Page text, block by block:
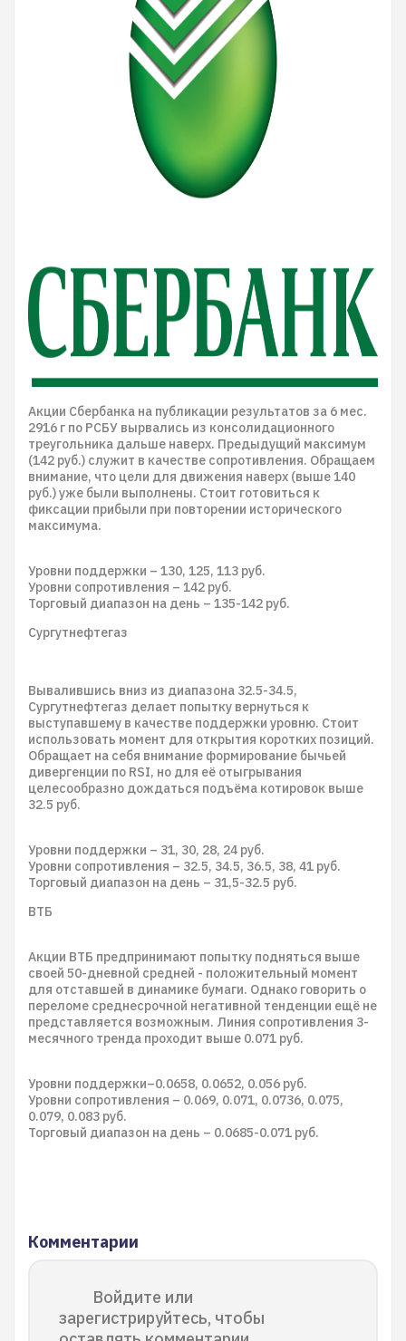
Акции Сбербанка на публикации результатов за 6 мес.
2916 г по РСБУ вырвались из консолидационного
треугольника дальше наверх. Предыдущий максимум
(142 руб.) служит в качестве сопротивления. Обращаем
внимание, что цели для движения наверх (выше 140
руб.) уже были выполнены. Стоит готовиться к
фиксации прибыли при повторении исторического
максимума.
Уровни поддержки – 130, 125, 113 руб.
Уровни сопротивления – 142 руб.
Торговый диапазон на день – 135-142 руб.
Сургутнефтегаз
Вывалившись вниз из диапазона 32.5-34.5,
Сургутнефтегаз делает попытку вернуться к
выступавшему в качестве поддержки уровню. Стоит
использовать момент для открытия коротких позиций.
Обращает на себя внимание формирование бычьей
дивергенции по RSI, но для её отыгрывания
целесообразно дождаться подъёма котировок выше
32.5 руб.
Уровни поддержки – 31, 30, 28, 24 руб.
Уровни сопротивления – 32.5, 34.5, 36.5, 38, 41 руб.
Торговый диапазон на день – 31,5-32.5 руб.
ВТБ
Акции ВТБ предпринимают попытку подняться выше
своей 50-дневной средней - положительный момент
для отставшей в динамике бумаги. Однако говорить о
переломе среднесрочной негативной тенденции ещё не
представляется возможным. Линия сопротивления 3-
месячного тренда проходит выше 0.071 руб.
Уровни поддержки–0.0658, 0.0652, 0.056 руб.
Уровни сопротивления – 0.069, 0.071, 0.0736, 0.075,
0.079, 0.083 руб.
Торговый диапазон на день – 0.0685-0.071 руб.
Комментарии
Войдите или
зарегистрируйтесь, чтобы